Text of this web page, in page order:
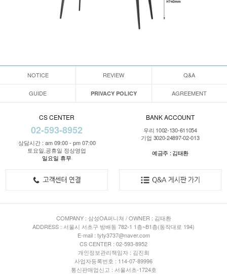
NOTICE REVIEW Q&A
GUIDE PRIVACY POLICY AGREEMENT
CS CENTER
02-593-8952
상담시간 : am 09:00 - pm 07:00
토요일,공휴일 정상영업
일요일 휴무
BANK ACCOUNT
우리 1002-130-611054
기업 3020-24897-02-013
예금주 : 김태환
COMPANY : 삼성OA퍼니쳐 / OWNER : 김태환
ADDRESS : 서울시 서초구 방배동 782-1 1층~B1층(동작대로 194)
E-mail : tyty3737@naver.com
CS CENTER : 02-593-8952
개인정보관리책임자 : 김진희
사업자등록번호 : 114-07-89996
통신판매업신고 : 서울서초-1724호